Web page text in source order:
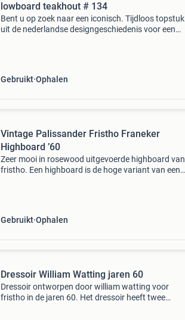
lowboard teakhout # 134
Bent u op zoek naar een iconisch. Tijdloos topstuk
uit de nederlandse designgeschiedenis voor een
Gebruikt Ophalen
Vintage Palissander Fristho Franeker
Highboard ’60
Zeer mooi in rosewood uitgevoerde highboard van
fristho. Een highboard is de hoge variant van een
Gebruikt Ophalen
Dressoir William Watting jaren 60
Dressoir ontworpen door william watting voor
fristho in de jaren 60. Het dressoir heeft twee